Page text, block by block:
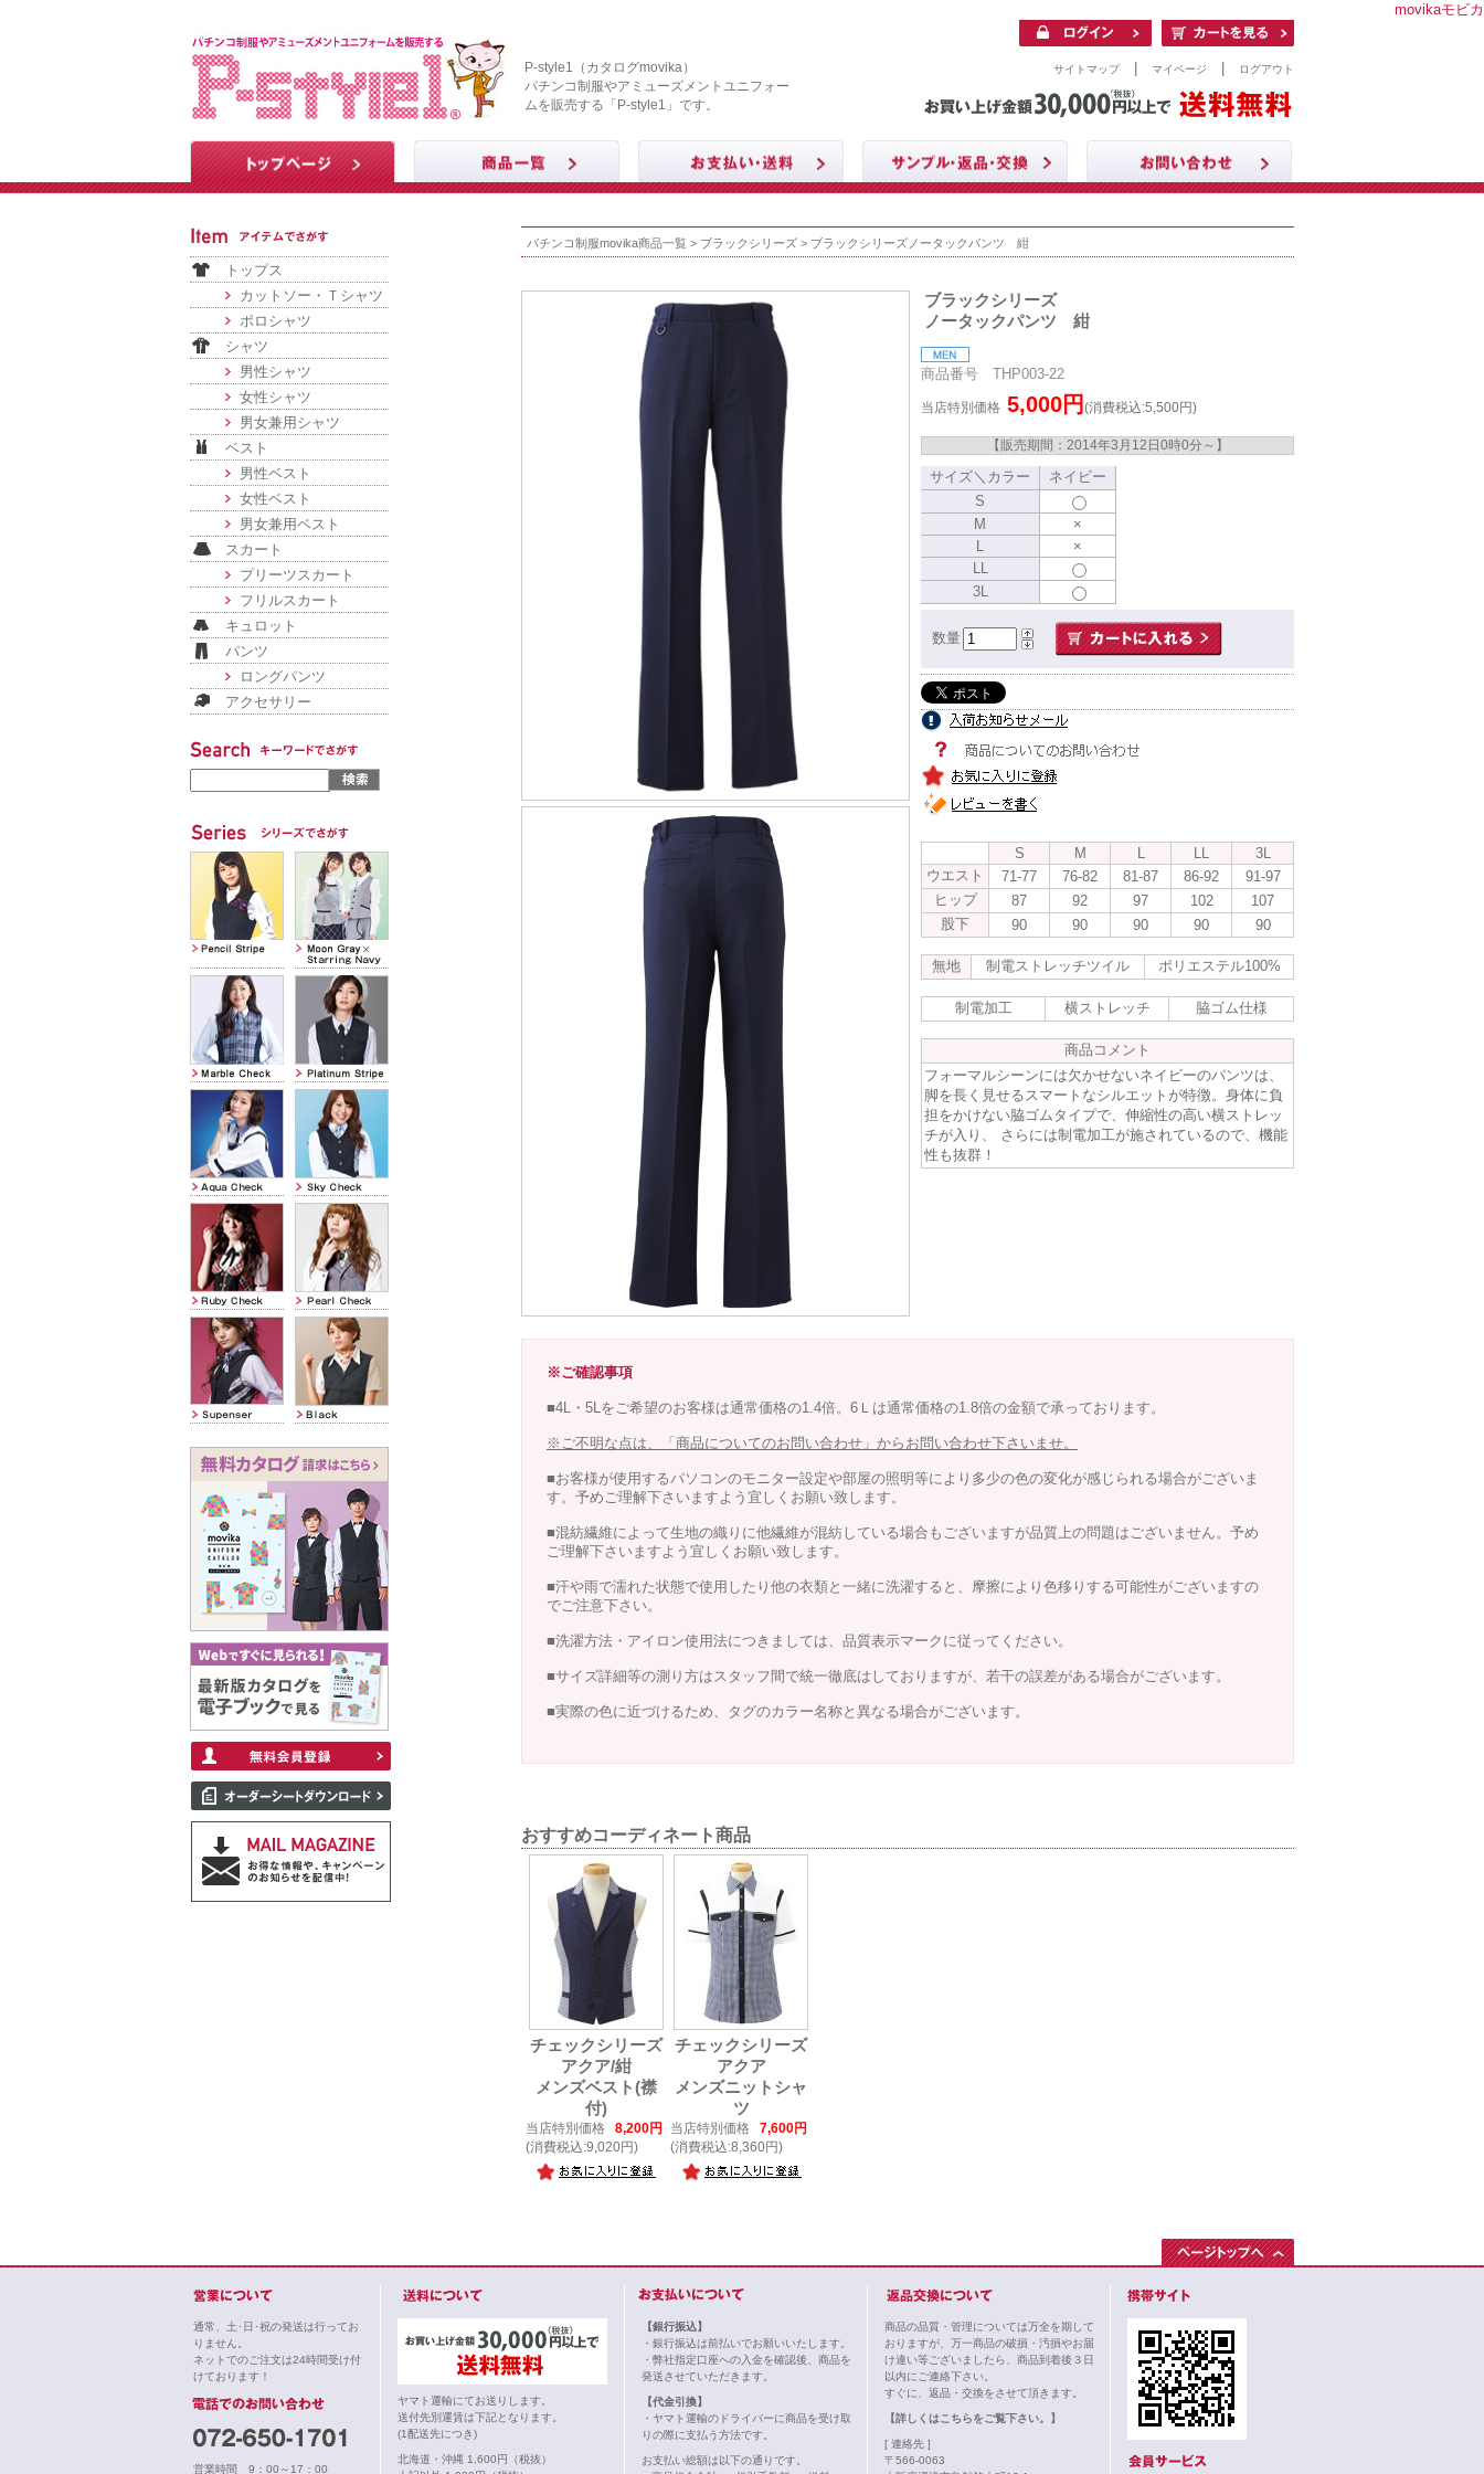
movikaモビカ
P-style1（カタログmovika）
パチンコ制服やアミューズメントユニフォー
ムを販売する「P-style1」です。
サイトマップ| マイページ ログアウト
トップス
カットソー・Ｔシャツ
ポロシャツ
シャツ
男性シャツ
女性シャツ
男女兼用シャツ
ベスト
男性ベスト
女性ベスト
男女兼用ベスト
スカート
プリーツスカート
フリルスカート
キュロット
パンツ
ロングパンツ
アクセサリー
パチンコ制服movika商品一覧 > ブラックシリーズ > ブラックシリーズノータックパンツ 紺
ブラックシリーズ
ノータックパンツ 紺
商品番号 THP003-22
当店特別価格 5,000円 (消費税込:5,500円)
【販売期間： 2014年3月12日0時0分 ～】
サイズ＼カラー
ネイビー
S
M
×
L
×
LL
3L
数量
S M L LL
3L
ウエスト
71-77 76-82 81-87 86-92
91-97
ヒップ
87 92 97 102
107
股下
90 90 90 90 90
無地 制電ストレッチツイル ポリエステル100%
制電加工 横ストレッチ 脇ゴム仕様
商品コメント
フォーマルシーンには欠かせないネイビーのパンツは、
脚を長く見せるスマートなシルエットが特徴。身体に負
担をかけない脇ゴムタイプで、伸縮性の高い横ストレッ
チが入り、 さらには制電加工が施されているので、機能
性も抜群！
※ご確認事項
■4L・5Lをご希望のお客様は通常価格の1.4倍。6Ｌは通常価格の1.8倍の金額で承っております。
※ご不明な点は、「商品についてのお問い合わせ」からお問い合わせ下さいませ。
■お客様が使用するパソコンのモニター設定や部屋の照明等により多少の色の変化が感じられる場合がございま
す。予めご理解下さいますよう宜しくお願い致します。
■混紡繊維によって生地の織りに他繊維が混紡している場合もございますが品質上の問題はございません。予め
ご理解下さいますよう宜しくお願い致します。
■汗や雨で濡れた状態で使用したり他の衣類と一緒に洗濯すると、摩擦により色移りする可能性がございますの
でご注意下さい。
■洗濯方法・アイロン使用法につきましては、品質表示マークに従ってください。
■サイズ詳細等の測り方はスタッフ間で統一徹底はしておりますが、若干の誤差がある場合がございます。
■実際の色に近づけるため、タグのカラー名称と異なる場合がございます。
おすすめコーディネート商品
チェックシリーズ
アクア/紺
メンズベスト(襟
付)
当店特別価格
8,200円
(消費税込:9,020円)
チェックシリーズ
アクア
メンズニットシャ
ツ
当店特別価格
7,600円
(消費税込:8,360円)
通常、土･日･祝の発送は行ってお
りません。
ネットでのご注文は24時間受け付
けております！
営業時間 9：00～17：00
ヤマト運輸にてお送りします。
送付先別運賃は下記となります。
(1配送先につき)
北海道・沖縄 1,600円（税抜）
【銀行振込】
・銀行振込は前払いでお願いいたします。
・弊社指定口座への入金を確認後、商品を
発送させていただきます。
【代金引換】
・ヤマト運輸のドライバーに商品を受け取
りの際に支払う方法です。
お支払い総額は以下の通りです。
商品の品質・管理については万全を期して
おりますが、万一商品の破損・汚損やお届
け違い等ございましたら、商品到着後３日
以内にご連絡下さい。
すぐに、返品・交換をさせて頂きます。
【詳しくはこちらをご覧下さい。】
[ 連絡先 ]
〒566-0063